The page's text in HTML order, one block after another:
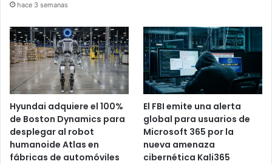
hace 3 semanas
Hyundai adquiere el 100%
de Boston Dynamics para
desplegar al robot
humanoide Atlas en
fábricas de automóviles
El FBI emite una alerta
global para usuarios de
Microsoft 365 por la
nueva amenaza
cibernética Kali365